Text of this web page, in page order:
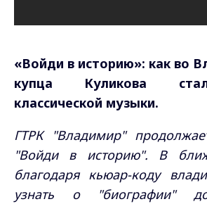
«Войди в историю»: как во
купца Куликова
классической музыки.
ГТРК "Владимир"
"Войди в историю". В
благодаря кьюар-коду
узнать о "биографии"